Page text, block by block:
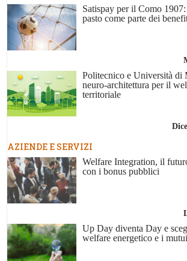
Satispay per il Como
pasto come parte dei
Politecnico e Università di
neuro-architettura per il
territoriale
AZIENDE E SERVIZI
Welfare Integration, il
con i bonus pubblici
Up Day diventa Day e
welfare energetico e i